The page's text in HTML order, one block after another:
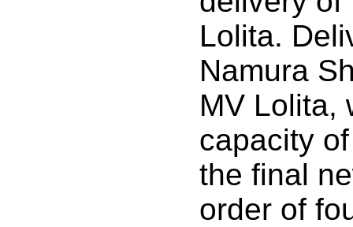
Lolita.
Namura
MV Lolita,
capacity
the final
order of